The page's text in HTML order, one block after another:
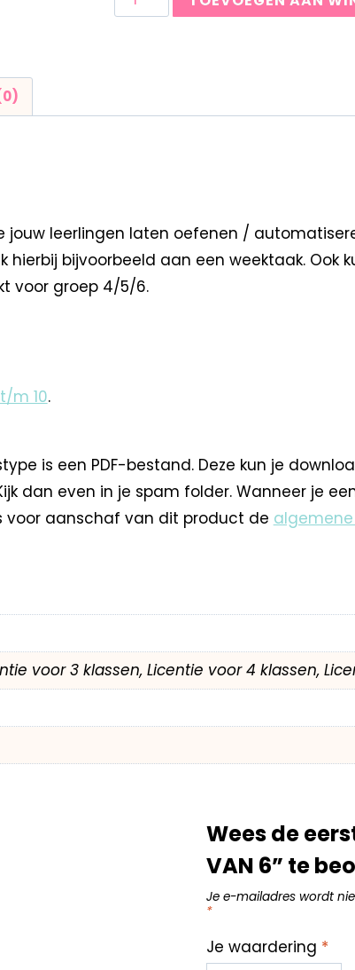
jouw leerlingen laten oefenen /
bijvoorbeeld aan een weektaak. Ook
voor groep 4/5/6.
m 10.
is een PDF-bestand. Deze kun je
dan even in je spam folder. Wanneer je
voor aanschaf van dit product de
voor 3 klassen, Licentie voor 4 klassen,
Wees de
VAN 6” te
Je e-mailadres wordt
*
Je waardering *